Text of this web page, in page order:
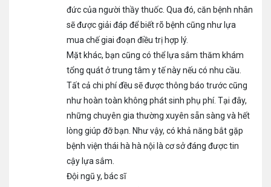
đức của người thầy thuốc. Qua đó, căn bệnh nhân
sẽ được giải đáp để biết rõ bệnh cũng như lựa
mua chế giai đoạn điều trị hợp lý.
Mặt khác, bạn cũng có thể lựa sắm thăm khám
tổng quát ở trung tâm y tế này nếu có nhu cầu.
Tất cả chi phí đều sẽ được thông báo trước cũng
như hoàn toàn không phát sinh phụ phí. Tại đây,
những chuyên gia thường xuyên sẵn sàng và hết
lòng giúp đỡ bạn. Như vậy, có khả năng bắt gặp
bệnh viện thái hà hà nội là cơ sở đáng được tin
cậy lựa sắm.
Đội ngũ y, bác sĩ